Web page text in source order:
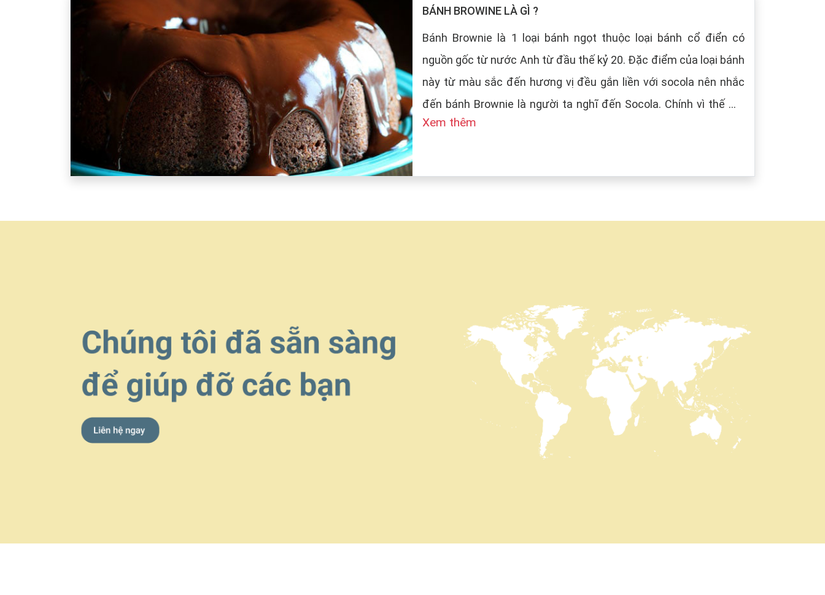
BÁNH BROWINE LÀ GÌ ?
Bánh Brownie là 1 loại bánh ngọt thuộc loại bánh cổ điển có
nguồn gốc từ nước Anh từ đầu thế kỷ 20. Đặc điểm của loại bánh
này từ màu sắc đến hương vị đều gắn liền với socola nên nhắc
đến bánh Brownie là người ta nghĩ đến Socola. Chính vì thế mà
tên bánh là Brown (màu nâu) tượng trưng cho màu của Socola.
Xem thêm